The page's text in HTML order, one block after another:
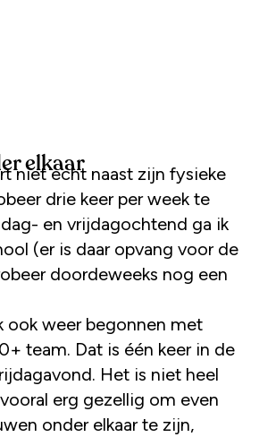
elkaar
niet echt naast zijn fysieke
drie keer per week te
en vrijdagochtend ga ik
(er is daar opvang voor de
doordeweeks nog een
ook weer begonnen met
team. Dat is één keer in de
Het is niet heel
erg gezellig om even
onder elkaar te zijn,